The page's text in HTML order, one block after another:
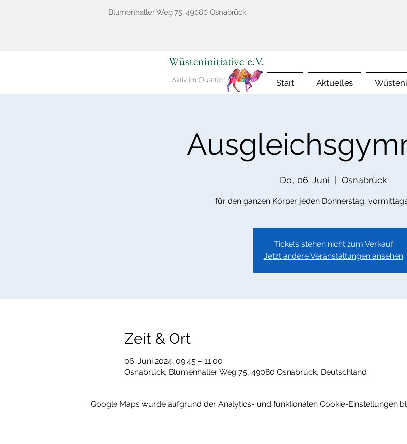
Blumenhaller Weg 75, 49080 Osnabrück
Start Aktuelles
Do., 06. Juni Osnabrück
für den ganzen Körper jeden Donnerstag,
Tickets stehen nicht zum Verkauf
Jetzt andere Veranstaltungen ansehen
Zeit & Ort
06. Juni 2024, 09:45 – 11:00
Osnabrück, Blumenhaller Weg 75, 49080 Osnabrück, Deutschland
Google Maps wurde aufgrund der Analytics- und funktionalen Cookie-Einstellungen